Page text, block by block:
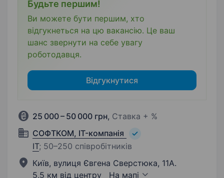
Будьте першим!
Ви можете бути першим, хто
відгукнеться на цю вакансію. Це ваш
шанс звернути на себе увагу
роботодавця.
Відгукнутися
25 000 – 50 000 грн, Ставка + %
СОФТКОМ, IT-компанія
IT; 50–250 співробітників
Київ, вулиця Євгена Сверстюка, 11А.
5,5 км від центру
На мапі